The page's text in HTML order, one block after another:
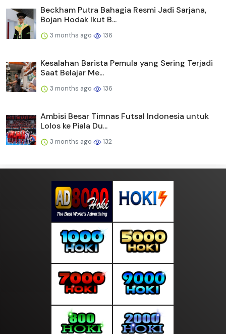
Beckham Putra Bahagia Resmi Jadi Sarjana,
Bojan Hodak Ikut B...
3 months ago 136
Kesalahan Barista Pemula yang Sering Terjadi
Saat Belajar Me...
3 months ago 136
Ambisi Besar Timnas Futsal Indonesia untuk
Lolos ke Piala Du...
3 months ago 132